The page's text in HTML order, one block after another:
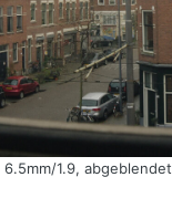
1.9, abgeblendet